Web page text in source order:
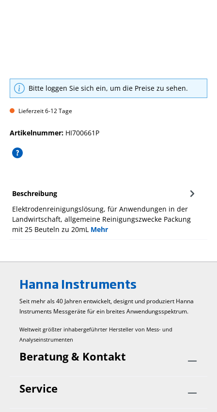
Bitte loggen Sie sich ein, um die Preise zu sehen.
Lieferzeit 6-12 Tage
Artikelnummer: HI700661P
Beschreibung
Elektrodenreinigungslösung, für Anwendungen in der
Landwirtschaft, allgemeine Reinigungszwecke Packung
mit 25 Beuteln zu 20mL Mehr
Hanna Instruments
Seit mehr als 40 Jahren entwickelt, designt und produziert Hanna
Instruments Mess­geräte für ein breites Anwendungs­spektrum.
Weltweit größter inhabergeführter Hersteller von Mess- und
Analyseinstrumenten
Beratung & Kontakt
Service